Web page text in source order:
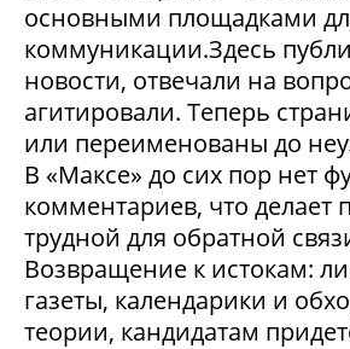
основными площадками
коммуникации.Здесь
новости, отвечали на
агитировали. Теперь
или переименованы до
В «Максе» до сих пор нет
комментариев, что делает
трудной для обратной
Возвращение к истокам:
газеты, календарики и
теории, кандидатам